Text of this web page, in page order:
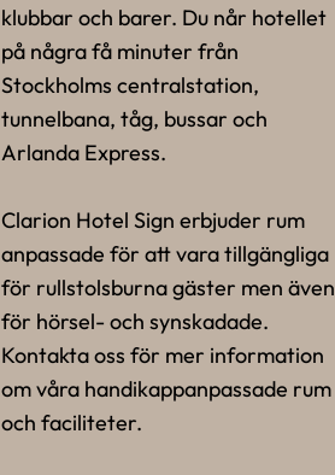
klubbar och barer. Du når hotellet
på några få minuter från
Stockholms centralstation,
tunnelbana, tåg, bussar och
Arlanda Express.
Clarion Hotel Sign erbjuder rum
anpassade för att vara tillgängliga
för rullstolsburna gäster men även
för hörsel- och synskadade.
Kontakta oss för mer information
om våra handikappanpassade rum
och faciliteter.